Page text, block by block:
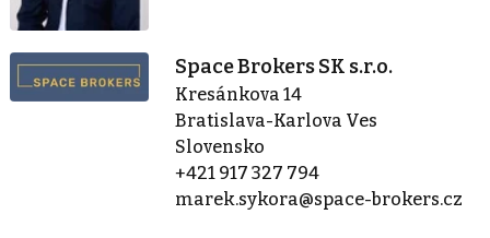
Space Brokers SK s.r.o.
Kresánkova 14
Bratislava-Karlova Ves
Slovensko
+421 917 327 794
marek.sykora@space-brokers.cz